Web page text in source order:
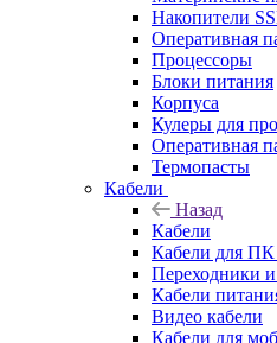
Накопители
Оперативная
Процессоры
Блоки питания
Корпуса
Кулеры для
Оперативная
Термопасты
Кабели
Назад
Кабели
Кабели для ПК
Переходники
Кабели
Видео кабели
Кабели для